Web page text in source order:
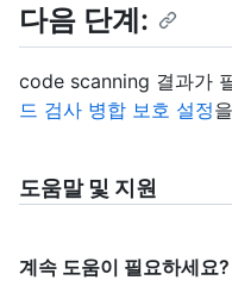
다음 단계:
code scanning 결과가
드 검사 병합 보호 설정
도움말 및 지원
계속 도움이 필요하세요?